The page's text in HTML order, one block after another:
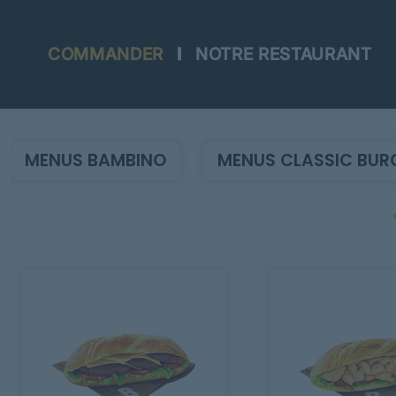
Allergènes
Mobile
COMMANDER NOTRE RESTAURANT
MENUS BAMBINO MENUS CLASSIC